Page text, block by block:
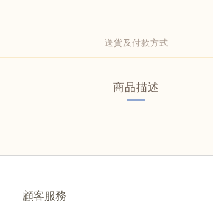
送貨及付款方式
商品描述
顧客服務